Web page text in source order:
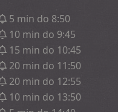
5 min do 8:50
10 min do 9:45
15 min do 10:45
20 min do 11:50
20 min do 12:55
10 min do 13:50